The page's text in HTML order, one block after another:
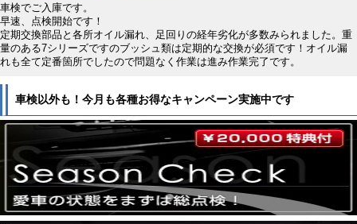
車検でご入庫です。
早速、点検開始です！
定期交換部品と各所オイル漏れ、足回りの経年劣化が多数みられました。重
量のある7シリーズですのブッシュ類は定期的な交換が必須です！オイル漏
れも全て定番箇所でしたので問題なく作業は進み作業完了です。
車検以外も！今月も各種お得なキャンペーン実施中です